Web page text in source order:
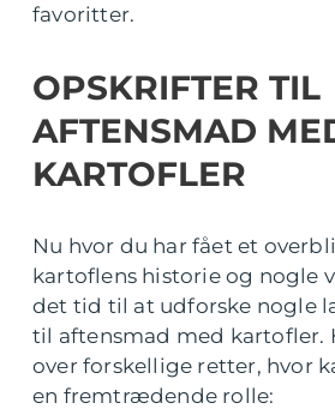
favoritter.
OPSKRIFTER TIL
AFTENSMAD
KARTOFLER
Nu hvor du har fået et
kartoflens historie og nogle
det tid til at udforske nogle
til aftensmad med kartofler.
over forskellige retter, hvor
en fremtrædende rolle: